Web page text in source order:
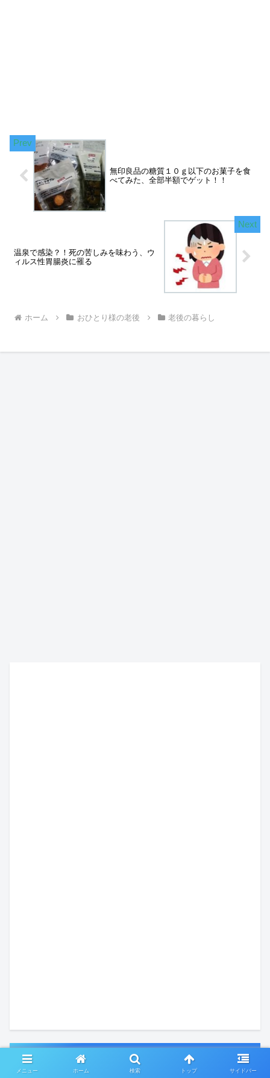
無印良品の糖質１０ｇ以下のお菓子を食
べてみた、全部半額でゲット！！
温泉で感染？！死の苦しみを味わう、ウ
ィルス性胃腸炎に罹る
ホーム おひとり様の老後 老後の暮らし
プロフィール
メニュー ホーム 検索 トップ サイドバー